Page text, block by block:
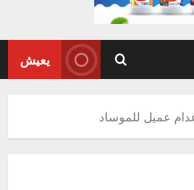
يعيش
عميل للموساد